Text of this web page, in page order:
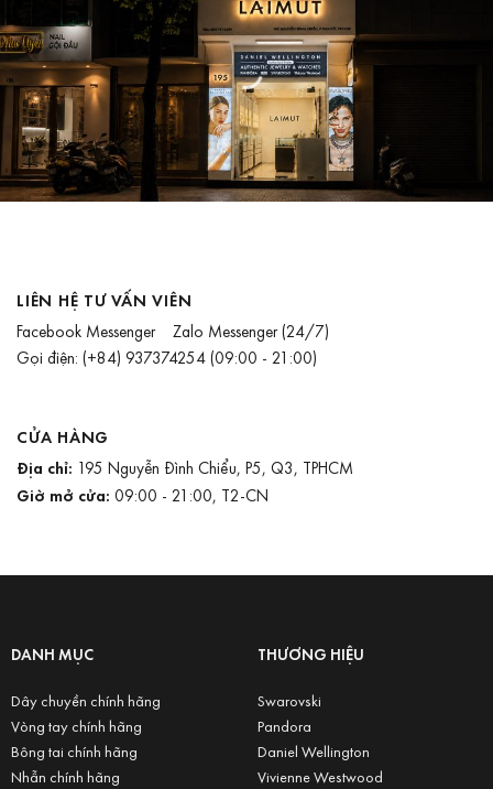
LIÊN HỆ TƯ VẤN VIÊN
Facebook Messenger Zalo Messenger(24/7)
Gọi điện: (+84) 937374254(09:00 - 21:00)
CỬA HÀNG
Địa chỉ: 195 Nguyễn Đình Chiểu, P5, Q3, TPHCM
Giờ mở cửa: 09:00 - 21:00, T2-CN
DANH MỤC
Dây chuyền chính hãng
Vòng tay chính hãng
Bông tai chính hãng
Nhẫn chính hãng
THƯƠNG HIỆU
Swarovski
Pandora
Daniel Wellington
Vivienne Westwood